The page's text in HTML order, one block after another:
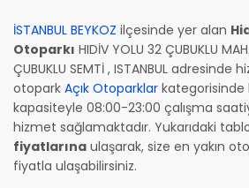
İSTANBUL BEYKOZ ilçesinde yer alan
Otoparkı HIDİV YOLU 32 ÇUBUKLU
ÇUBUKLU SEMTİ , ISTANBUL
otopark Açık Otoparklar kategorisinde
kapasiteyle 08:00-23:00 çalışma
hizmet sağlamaktadır. Yukarıdaki
fiyatlarına ulaşarak, size en yakın
fiyatla ulaşabilirsiniz.